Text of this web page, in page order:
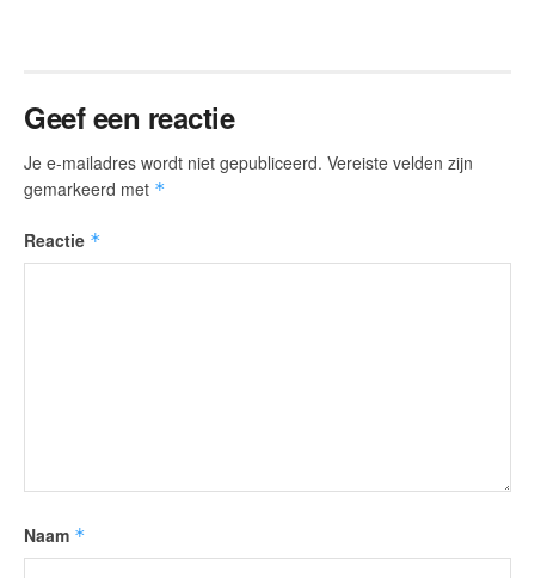
Geef een reactie
Je e-mailadres wordt niet gepubliceerd. Vereiste velden zijn
gemarkeerd met *
Reactie *
Naam *